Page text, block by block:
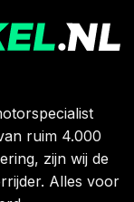
ruim 4.000
zijn wij de
Alles voor